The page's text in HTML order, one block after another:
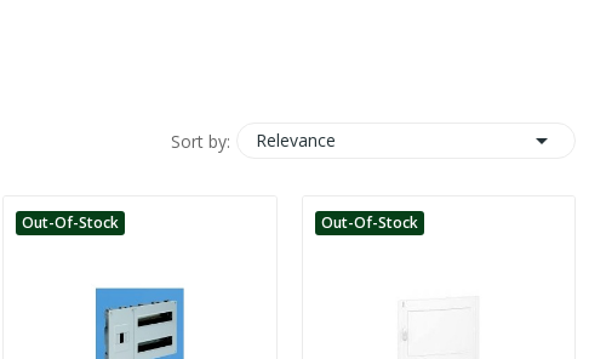
Sort by: Relevance 
Out-Of-Stock Out-Of-Stock